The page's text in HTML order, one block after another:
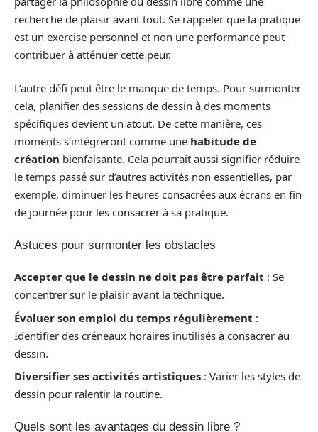
recherche de plaisir avant tout. Se rappeler que la pratique
est un exercise personnel et non une performance peut
contribuer à atténuer cette peur.
L’autre défi peut être le manque de temps. Pour surmonter
cela, planifier des sessions de dessin à des moments
spécifiques devient un atout. De cette manière, ces
moments s’intégreront comme une habitude de
création bienfaisante. Cela pourrait aussi signifier réduire
le temps passé sur d’autres activités non essentielles, par
exemple, diminuer les heures consacrées aux écrans en fin
de journée pour les consacrer à sa pratique.
Astuces pour surmonter les obstacles
Accepter que le dessin ne doit pas être parfait : Se
concentrer sur le plaisir avant la technique.
Évaluer son emploi du temps régulièrement :
Identifier des créneaux horaires inutilisés à consacrer au
dessin.
Diversifier ses activités artistiques : Varier les styles de
dessin pour ralentir la routine.
Quels sont les avantages du dessin libre ?